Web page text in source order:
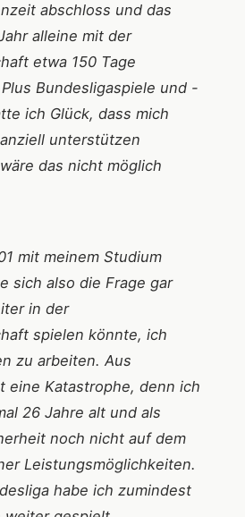
abschloss und das
alleine mit der
etwa 150 Tage
Bundesligaspiele und -
ich Glück, dass mich
unterstützen
das nicht möglich
mit meinem Studium
sich also die Frage gar
in der
spielen könnte, ich
zu arbeiten. Aus
eine Katastrophe, denn ich
26 Jahre alt und als
noch nicht auf dem
Leistungsmöglichkeiten.
habe ich zumindest